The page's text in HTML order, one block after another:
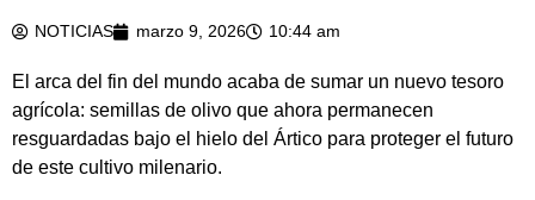
NOTICIAS marzo 9, 2026 10:44 am
El arca del fin del mundo acaba de sumar un nuevo tesoro
agrícola: semillas de olivo que ahora permanecen
resguardadas bajo el hielo del Ártico para proteger el futuro
de este cultivo milenario.